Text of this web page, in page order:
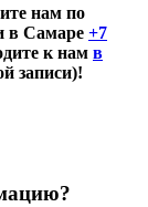
нам по
в Самаре +7
к нам в
записи)!